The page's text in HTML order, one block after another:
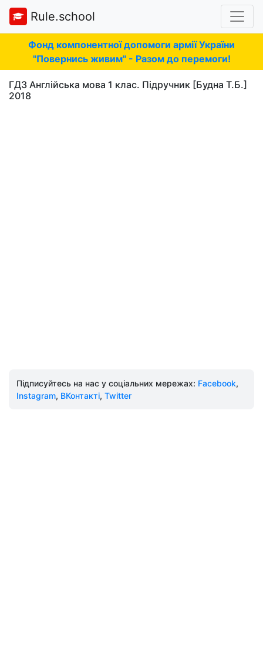
Rule.school
Фонд компонентної допомоги армії України
"Повернись живим" - Разом до перемоги!
ГДЗ Англійська мова 1 клас. Підручник [Будна Т.Б.]
2018
Підписуйтесь на нас у соціальних мережах: Facebook,
Instagram, ВКонтакті, Twitter